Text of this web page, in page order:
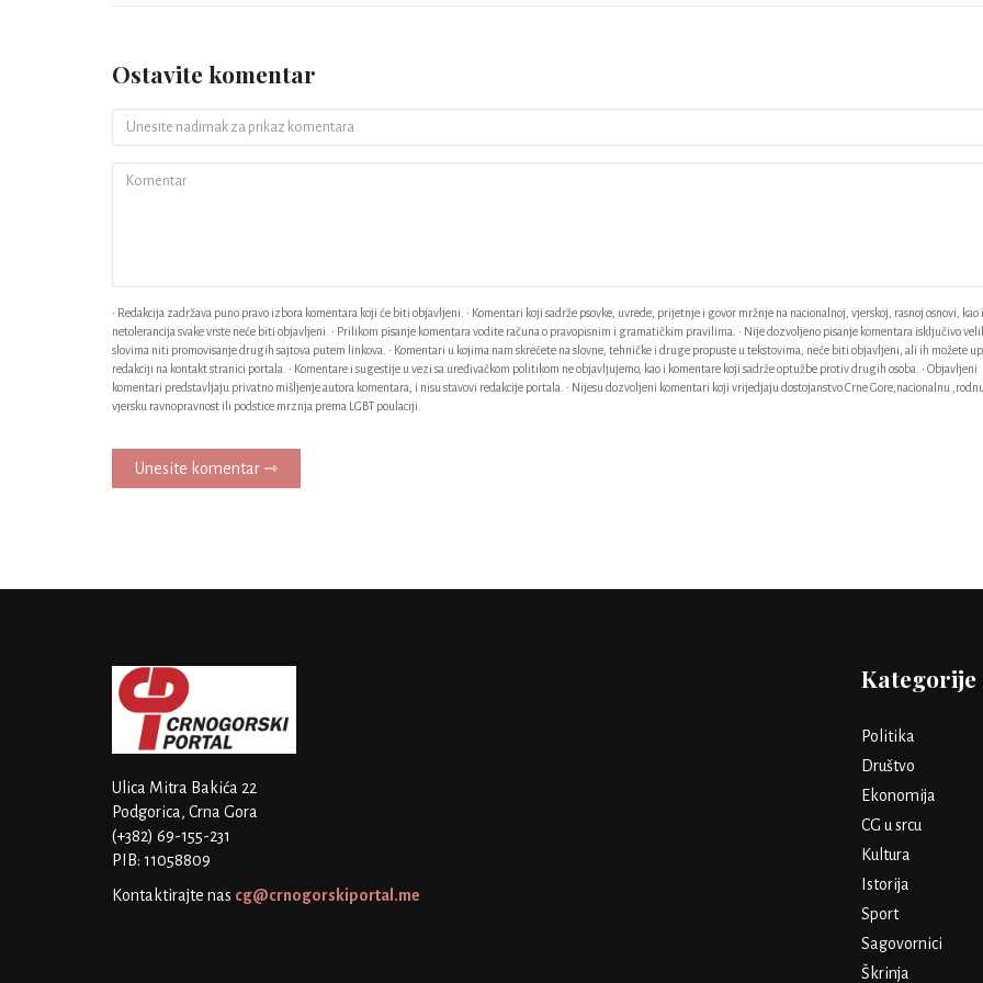
Ostavite komentar
• Redakcija zadržava puno pravo izbora komentara koji će biti objavljeni. • Komentari koji sadrže psovke, uvrede, prijetnje i govor mržnje na nacionalnoj, vjerskoj, rasnoj osnovi, kao i
netolerancija svake vrste neće biti objavljeni. • Prilikom pisanje komentara vodite računa o pravopisnim i gramatičkim pravilima. • Nije dozvoljeno pisanje komentara isključivo
slovima niti promovisanje drugih sajtova putem linkova. • Komentari u kojima nam skrećete na slovne, tehničke i druge propuste u tekstovima, neće biti objavljeni, ali ih možete
redakciji na kontakt stranici portala. • Komentare i sugestije u vezi sa uređivačkom politikom ne objavljujemo, kao i komentare koji sadrže optužbe protiv drugih osoba. • Objavljeni
komentari predstavljaju privatno mišljenje autora komentara, i nisu stavovi redakcije portala. • Nijesu dozvoljeni komentari koji vrijedjaju dostojanstvo Crne Gore,nacionalnu
vjersku ravnopravnost ili podstice mrznja prema LGBT poulaciji.
Unesite komentar ⇾
Ulica Mitra Bakića 22
Podgorica, Crna Gora
(+382) 69-155-231
PIB: 11058809
Kontaktirajte nas cg@crnogorskiportal.me
Kategorije
Politika
Društvo
Ekonomija
CG u srcu
Kultura
Istorija
Sport
Sagovornici
Škrinja